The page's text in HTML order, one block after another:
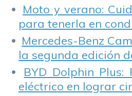
Moto y verano:
para tenerla en
Mercedes-Benz
la segunda edición
BYD Dolphin
eléctrico en lograr